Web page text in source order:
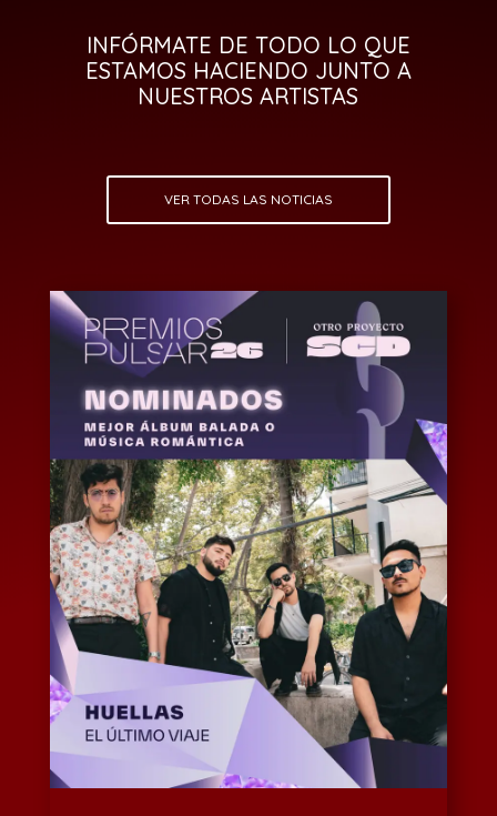
INFÓRMATE DE TODO LO QUE
ESTAMOS HACIENDO JUNTO A
NUESTROS ARTISTAS
VER TODAS LAS NOTICIAS